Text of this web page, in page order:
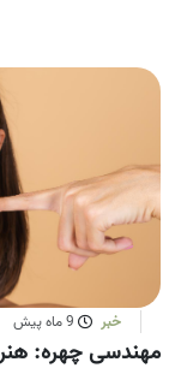
خبر 9 ماه پیش
مهندسی چهره: